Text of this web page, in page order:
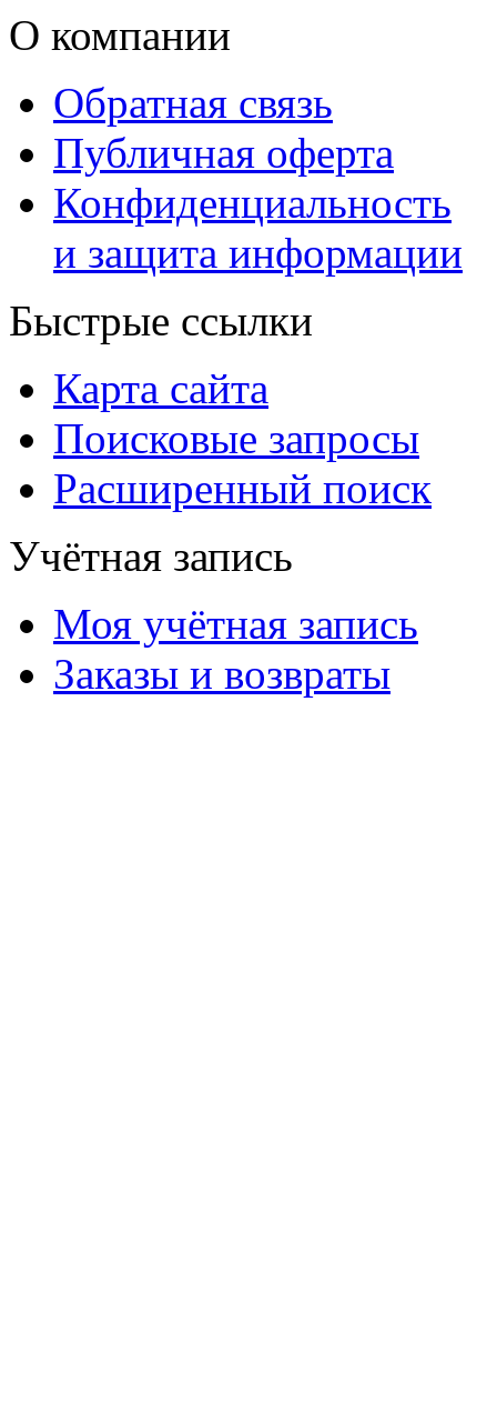
О компании
Обратная связь
Публичная оферта
Конфиденциальность
и защита информации
Быстрые ссылки
Карта сайта
Поисковые запросы
Расширенный поиск
Учётная запись
Моя учётная запись
Заказы и возвраты